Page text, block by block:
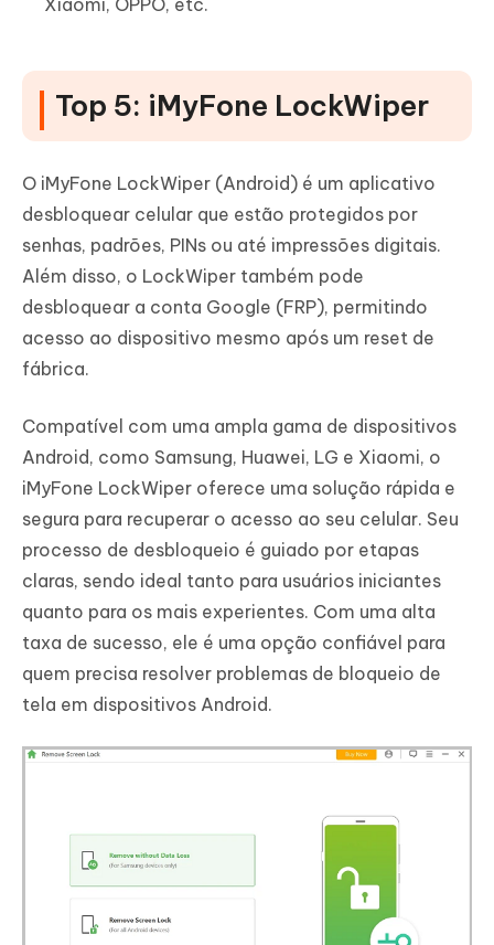
Top 5: iMyFone LockWiper
O iMyFone LockWiper (Android) é um aplicativo
desbloquear celular que estão protegidos por
senhas, padrões, PINs ou até impressões digitais.
Além disso, o LockWiper também pode
desbloquear a conta Google (FRP), permitindo
acesso ao dispositivo mesmo após um reset de
fábrica.
Compatível com uma ampla gama de dispositivos
Android, como Samsung, Huawei, LG e Xiaomi, o
iMyFone LockWiper oferece uma solução rápida e
segura para recuperar o acesso ao seu celular. Seu
processo de desbloqueio é guiado por etapas
claras, sendo ideal tanto para usuários iniciantes
quanto para os mais experientes. Com uma alta
taxa de sucesso, ele é uma opção confiável para
quem precisa resolver problemas de bloqueio de
tela em dispositivos Android.